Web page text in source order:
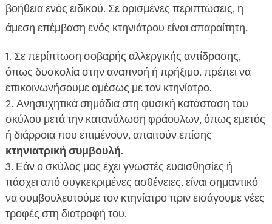
βοήθεια ενός ειδικού. Σε ορισμένες περιπτώσεις, η
άμεση επέμβαση ενός κτηνιάτρου είναι απαραίτητη.
Σε περίπτωση σοβαρής αλλεργικής αντίδρασης,
όπως δυσκολία στην αναπνοή ή πρήξιμο, πρέπει να
επικοινωνήσουμε αμέσως με τον κτηνίατρο.
Ανησυχητικά σημάδια στη φυσική κατάσταση του
σκύλου μετά την κατανάλωση φράουλων, όπως εμετός
ή διάρροια που επιμένουν, απαιτούν επίσης
κτηνιατρική συμβουλή.
Εάν ο σκύλος μας έχει γνωστές ευαισθησίες ή
πάσχει από συγκεκριμένες ασθένειες, είναι σημαντικό
να συμβουλευτούμε τον κτηνίατρο πριν εισάγουμε νέες
τροφές στη διατροφή του.